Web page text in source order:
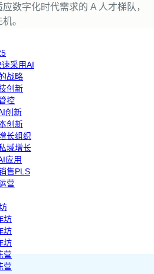
采用AI
战略
创新
控
创新
创新
长组织
域增长
应用
售PLS
营
坊
坊
坊
营
营
数字化时代需求的 A 人才梯队，
。